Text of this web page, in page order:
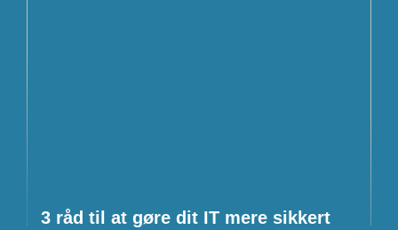
3 råd til at gøre dit IT mere sikkert